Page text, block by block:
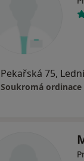
Pekařská 75,
Soukromá